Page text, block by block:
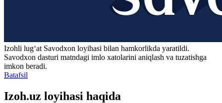
Izohli lugʻat Savodxon loyihasi bilan hamkorlikda yaratildi.
Savodxon dasturi matndagi imlo xatolarini aniqlash va tuzatishga
imkon beradi.
Batafsil
Izoh.uz loyihasi haqida